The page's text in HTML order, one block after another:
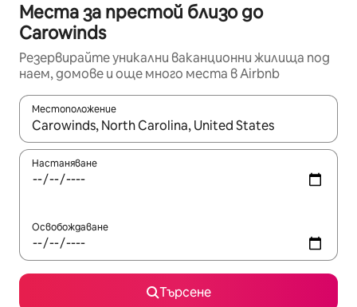
Места за престой близо до
Carowinds
Резервирайте уникални ваканционни жилища под
наем, домове и още много места в Airbnb
Местоположение
Когато резултатите се покажат, използвайте
Настаняване
Освобождаване
Търсене